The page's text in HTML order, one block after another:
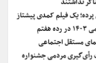
یک فیلم کمدی پیشتاز
مستقل اجتماعی
رأی‌گیری مردمی جشنواره